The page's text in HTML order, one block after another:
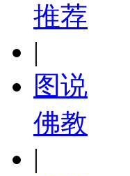
推荐
|
图说
佛教
|